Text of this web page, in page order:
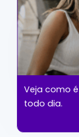
Veja como
todo dia.